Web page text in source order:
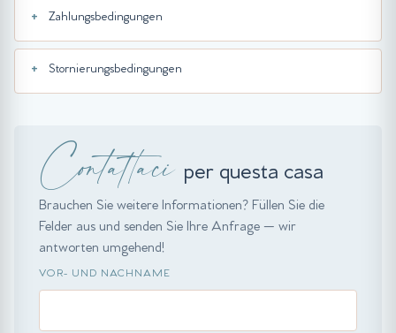
Zahlungsbedingungen
Stornierungsbedingungen
Contattaci per questa casa
Brauchen Sie weitere Informationen? Füllen Sie die
Felder aus und senden Sie Ihre Anfrage — wir
antworten umgehend!
VOR- UND NACHNAME